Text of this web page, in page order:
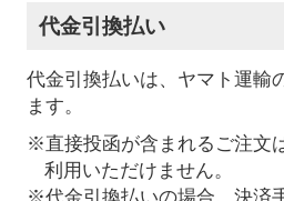
代金引換払い
代金引換払いは、ヤマト運輸
ます。
※直接投函が含まれるご注文
利用いただけません。
※代金引換払いの場合、決済